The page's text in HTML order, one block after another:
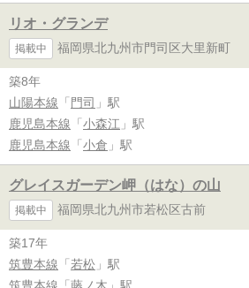
リオ・グランデ
掲載中 福岡県北九州市門司区大里新町
築8年
山陽本線 「 門司 」駅
鹿児島本線 「 小森江 」駅
鹿児島本線 「 小倉 」駅
グレイスガーデン岬（はな）の山
掲載中 福岡県北九州市若松区古前
築17年
筑豊本線 「 若松 」駅
筑豊本線 「 藤ノ木 」駅